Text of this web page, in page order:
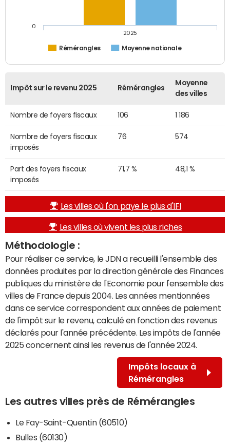
Rémérangles Moyenne nationale
2025
0
Impôt sur le revenu 2025 Rémérangles
Moyenne
des villes
Nombre de foyers fiscaux 106 1 186
Nombre de foyers fiscaux
imposés
76 574
Part des foyers fiscaux
imposés
71,7 % 48,1 %
Les villes où l'on paye le plus d'IFI
Les villes où vivent les plus riches
Méthodologie :
Pour réaliser ce service, le JDN a recueilli l'ensemble des
données produites par la direction générale des Finances
publiques du ministère de l'Economie pour l'ensemble des
villes de France depuis 2004. Les années mentionnées
dans ce service correspondent aux années de paiement
de l'impôt sur le revenu, calculé en fonction des revenus
déclarés pour l'année précédente. Les impôts de l'année
2025 concernent ainsi les revenus de l'année 2024.
Impôts locaux à
Rémérangles
Les autres villes près de Rémérangles
Le Fay-Saint-Quentin (60510)
Bulles (60130)